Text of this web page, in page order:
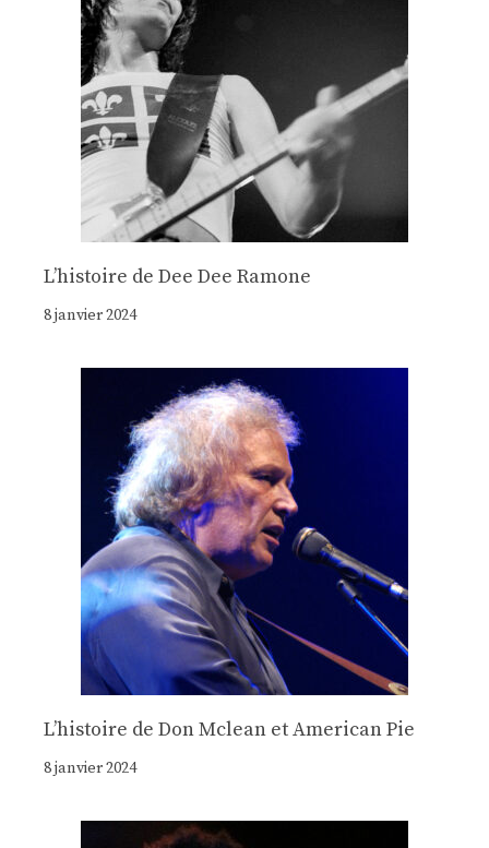
Lʼhistoire de Dee Dee Ramone
8 janvier 2024
Lʼhistoire de Don Mclean et American Pie
8 janvier 2024